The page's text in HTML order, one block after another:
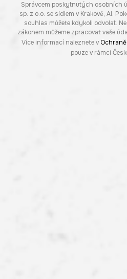
Správcem poskytnutých osobních
sp. z o.o. se sídlem v Krakově, Al.
souhlas můžete kdykoli odvolat.
zákonem můžeme zpracovat vaše
Více informací naleznete v
pouze v rámci